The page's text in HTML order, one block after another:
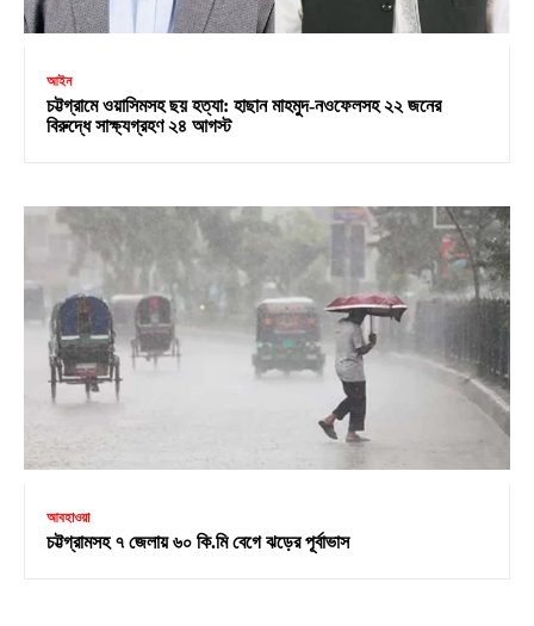
আইন
চট্টগ্রামে ওয়াসিমসহ ছয় হত্যা: হাছান মাহমুদ-নওফেলসহ ২২ জনের
বিরুদ্ধে সাক্ষ্যগ্রহণ ২৪ আগস্ট
আবহাওয়া
চট্টগ্রামসহ ৭ জেলায় ৬০ কি.মি বেগে ঝড়ের পূর্বাভাস